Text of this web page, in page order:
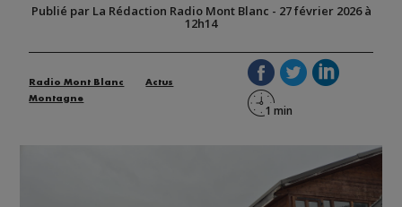
Publié par La Rédaction Radio Mont Blanc - 27 février 2026 à
12h14
Radio Mont Blanc
Actus
Montagne